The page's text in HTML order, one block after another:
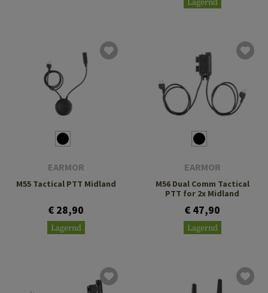
Lagernd
EARMOR
M55 Tactical PTT Midland
€ 28,90
Lagernd
EARMOR
M56 Dual Comm Tactical
PTT for 2x Midland
€ 47,90
Lagernd